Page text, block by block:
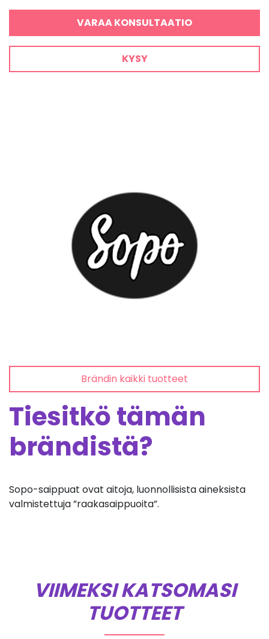
VARAA KONSULTAATIO
KYSY
Brändin kaikki tuotteet
Tiesitkö tämän
brändistä?
Sopo-saippuat ovat aitoja, luonnollisista aineksista
valmistettuja ”raakasaippuoita”.
VIIMEKSI KATSOMASI
TUOTTEET